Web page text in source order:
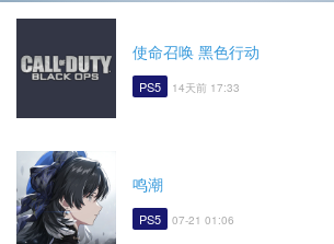
使命召唤 黑色行动
PS5 14天前 17:33
鸣潮
PS5 07-21 01:06